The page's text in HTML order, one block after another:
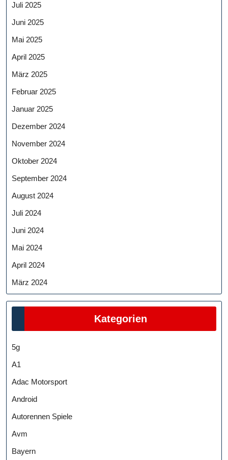
Juli 2025
Juni 2025
Mai 2025
April 2025
März 2025
Februar 2025
Januar 2025
Dezember 2024
November 2024
Oktober 2024
September 2024
August 2024
Juli 2024
Juni 2024
Mai 2024
April 2024
März 2024
Kategorien
5g
A1
Adac Motorsport
Android
Autorennen Spiele
Avm
Bayern